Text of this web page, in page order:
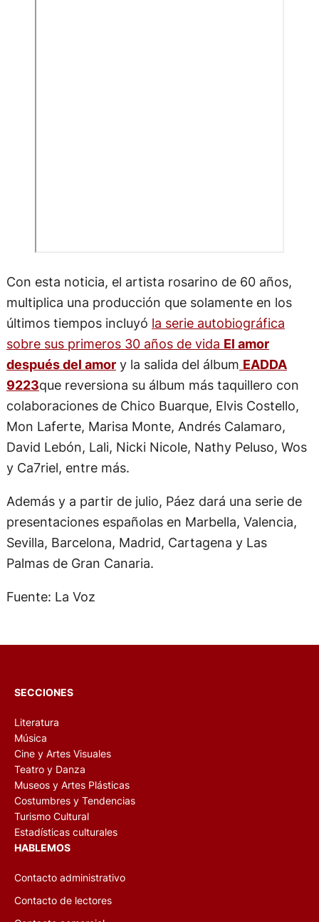
Con esta noticia, el artista rosarino de 60 años,
multiplica una producción que solamente en los
últimos tiempos incluyó la serie autobiográfica
sobre sus primeros 30 años de vida El amor
después del amory la salida del álbum EADDA
9223que reversiona su álbum más taquillero con
colaboraciones de Chico Buarque, Elvis Costello,
Mon Laferte, Marisa Monte, Andrés Calamaro,
David Lebón, Lali, Nicki Nicole, Nathy Peluso, Wos
y Ca7riel, entre más.
Además y a partir de julio, Páez dará una serie de
presentaciones españolas en Marbella, Valencia,
Sevilla, Barcelona, Madrid, Cartagena y Las
Palmas de Gran Canaria.
Fuente: La Voz
SECCIONES
Literatura
Música
Cine y Artes Visuales
Teatro y Danza
Museos y Artes Plásticas
Costumbres y Tendencias
Turismo Cultural
Estadísticas culturales
HABLEMOS
Contacto administrativo
Contacto de lectores